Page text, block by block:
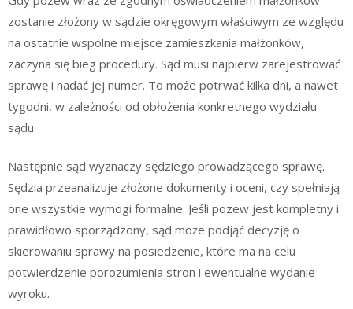
zostanie złożony w sądzie okręgowym właściwym ze względu
na ostatnie wspólne miejsce zamieszkania małżonków,
zaczyna się bieg procedury. Sąd musi najpierw zarejestrować
sprawę i nadać jej numer. To może potrwać kilka dni, a nawet
tygodni, w zależności od obłożenia konkretnego wydziału
sądu.
Następnie sąd wyznaczy sędziego prowadzącego sprawę.
Sędzia przeanalizuje złożone dokumenty i oceni, czy spełniają
one wszystkie wymogi formalne. Jeśli pozew jest kompletny i
prawidłowo sporządzony, sąd może podjąć decyzję o
skierowaniu sprawy na posiedzenie, które ma na celu
potwierdzenie porozumienia stron i ewentualne wydanie
wyroku.